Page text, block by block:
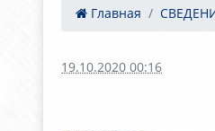
Главная
19.10.2020 00:16